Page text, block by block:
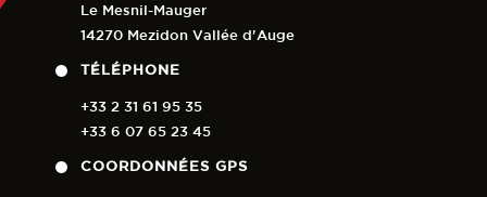
Le Mesnil-Mauger
14270 Mezidon Vallée d'Auge
TÉLÉPHONE
+33 2 31 61 95 35
+33 6 07 65 23 45
COORDONNÉES GPS